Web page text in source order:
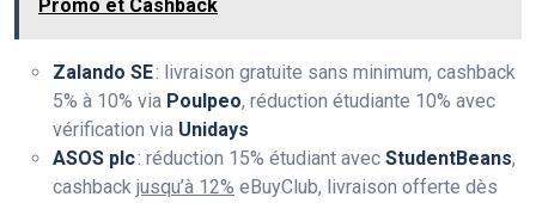
Promo et Cashback
Zalando SE: livraison gratuite sans minimum, cashback
5% à 10% via Poulpeo, réduction étudiante 10% avec
vérification via Unidays
ASOS plc: réduction 15% étudiant avec StudentBeans,
cashback jusqu’à 12% eBuyClub, livraison offerte dès